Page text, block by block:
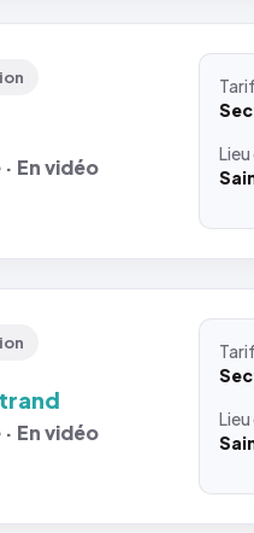
En vidéo
Tarif
Lieu
En vidéo
Tarif
Lieu